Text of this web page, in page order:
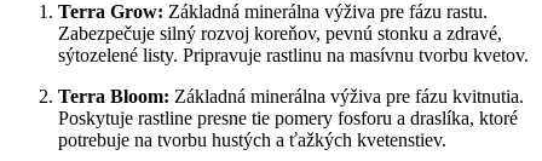
Terra Grow: Základná minerálna výživa pre fázu rastu.
Zabezpečuje silný rozvoj koreňov, pevnú stonku a zdravé,
sýtozelené listy. Pripravuje rastlinu na masívnu tvorbu kvetov.
Terra Bloom: Základná minerálna výživa pre fázu kvitnutia.
Poskytuje rastline presne tie pomery fosforu a draslíka, ktoré
potrebuje na tvorbu hustých a ťažkých kvetenstiev.